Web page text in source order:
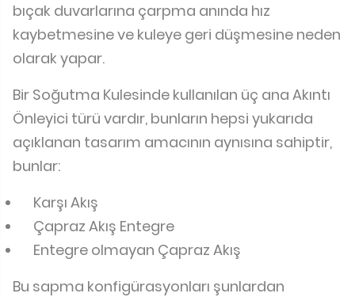
bıçak duvarlarına çarpma anında hız
kaybetmesine ve kuleye geri düşmesine neden
olarak yapar.
Bir Soğutma Kulesinde kullanılan üç ana Akıntı
Önleyici türü vardır, bunların hepsi yukarıda
açıklanan tasarım amacının aynısına sahiptir,
bunlar:
Karşı Akış
Çapraz Akış Entegre
Entegre olmayan Çapraz Akış
Bu sapma konfigürasyonları şunlardan